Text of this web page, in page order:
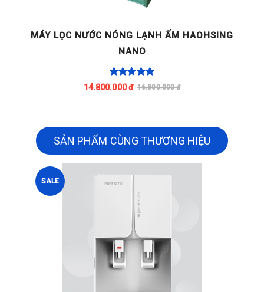
MÁY LỌC NƯỚC NÓNG LẠNH ẤM HAOHSING
NANO
14.800.000 đ 16.800.000 đ
SẢN PHẨM CÙNG THƯƠNG HIỆU
SALE